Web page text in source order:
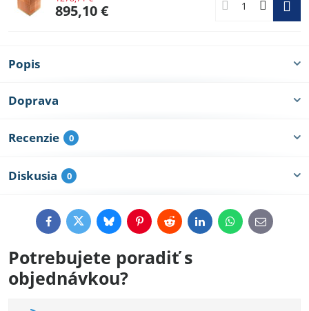
895,10 €
Popis
Doprava
Recenzie 0
Diskusia 0
FacebookTwitterBlueskyPinterestRedditLinkedInWhatsApp
E-
mail
Potrebujete poradiť s
objednávkou?